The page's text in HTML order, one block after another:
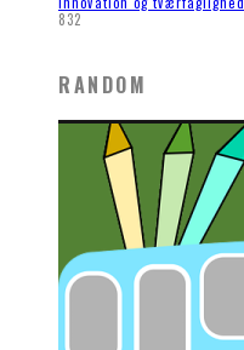
832
RANDOM